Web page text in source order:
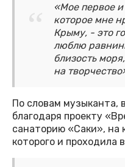
«Мое первое
которое мне
Крыму, - это
люблю
близость
на
По словам музыканта,
благодаря проекту
санаторию «Саки», на
которого и проходила